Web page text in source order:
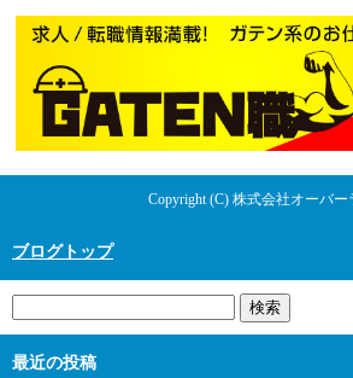
Copyright (C) 株式会社オーバー
ブログトップ
最近の投稿